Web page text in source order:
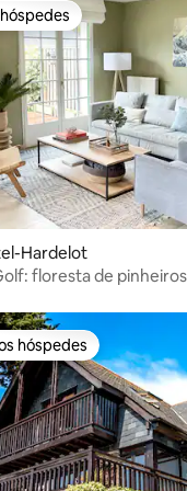
Hardelot
floresta de
preferidos dos
hóspedes